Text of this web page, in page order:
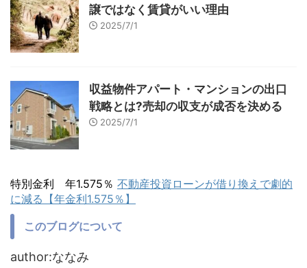
譲ではなく賃貸がいい理由
2025/7/1
収益物件アパート・マンションの出口
戦略とは?売却の収支が成否を決める
2025/7/1
特別金利 年1.575％ 不動産投資ローンが借り換えで劇的
に減る【年金利1.575％】
このブログについて
author:ななみ